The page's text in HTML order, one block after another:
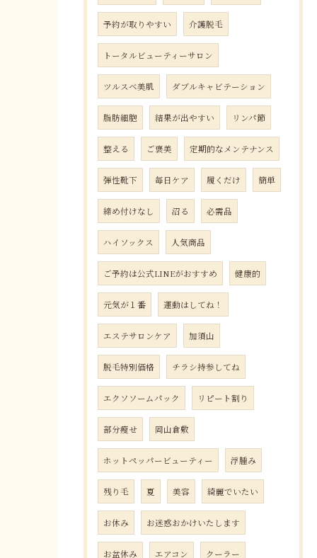
予約が取りやすい 介護脱毛
トータルビューティーサロン
ツルスベ美肌 ダブルキャビテーション
脂肪細胞 結果が出やすい リンパ節
整える ご褒美 定期的なメンテナンス
弾性靴下 毎日ケア 履くだけ 簡単
締め付けなし 沼る 必需品
ハイソックス 人気商品
ご予約は公式LINEがおすすめ 健康的
元気が１番 運動はしてね！
エステサロンケア 加須山
脱毛特別価格 チラシ持参してね
エクソソームパック リピート割り
部分瘦せ 岡山倉敷
ホットペッパービューティー 浮腫み
残り毛 夏 美容 綺麗でいたい
お休み お迷惑おかけいたします
お盆休み エアコン クーラー